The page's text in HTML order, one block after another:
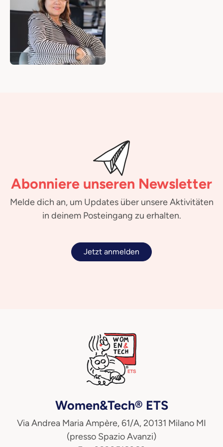
Abonniere unseren Newsletter
Melde dich an, um Updates über unsere Aktivitäten
in deinem Posteingang zu erhalten.
Jetzt anmelden
Women&Tech® ETS
Via Andrea Maria Ampère, 61/A, 20131 Milano MI
(presso Spazio Avanzi)